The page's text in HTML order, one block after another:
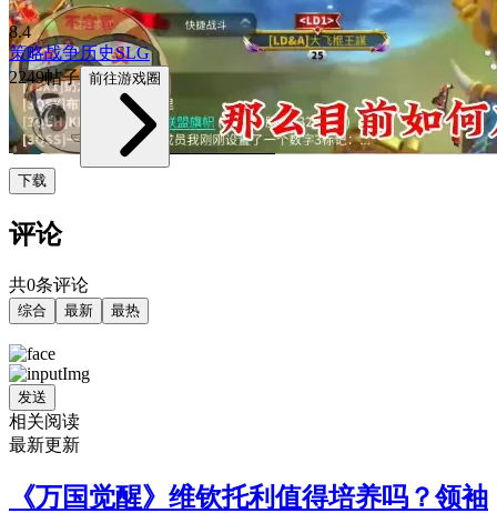
8.4
策略战争历史SLG
2249帖子 前往游戏圈
下载
评论
共0条评论
综合 最新 最热
发送
相关阅读
最新更新
《万国觉醒》维钦托利值得培养吗？领袖